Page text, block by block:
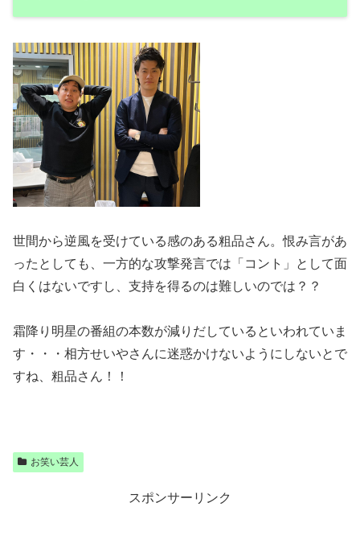
世間から逆風を受けている感のある粗品さん。恨み言があ
ったとしても、一方的な攻撃発言では「コント」として面
白くはないですし、支持を得るのは難しいのでは？？
霜降り明星の番組の本数が減りだしているといわれていま
す・・・相方せいやさんに迷惑かけないようにしないとで
すね、粗品さん！！
お笑い芸人
スポンサーリンク